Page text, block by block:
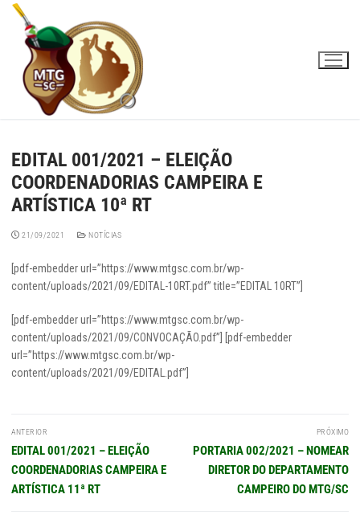
Pular
conteúdo
EDITAL 001/2021 – ELEIÇÃO
COORDENADORIAS CAMPEIRA E
ARTÍSTICA 10ª RT
21/09/2021 NOTÍCIAS
[pdf-embedder url=”https://www.mtgsc.com.br/wp-
content/uploads/2021/09/EDITAL-10RT.pdf” title=”EDITAL 10RT”]
[pdf-embedder url=”https://www.mtgsc.com.br/wp-
content/uploads/2021/09/CONVOCAÇÃO.pdf”] [pdf-embedder
url=”https://www.mtgsc.com.br/wp-
content/uploads/2021/09/EDITAL.pdf”]
Navegação
de
Post
ANTERIOR
Post
anterior:
EDITAL 001/2021 – ELEIÇÃO
COORDENADORIAS CAMPEIRA E
ARTÍSTICA 11ª RT
PRÓXIMO
Próximo
post:
PORTARIA 002/2021 – NOMEAR
DIRETOR DO DEPARTAMENTO
CAMPEIRO DO MTG/SC